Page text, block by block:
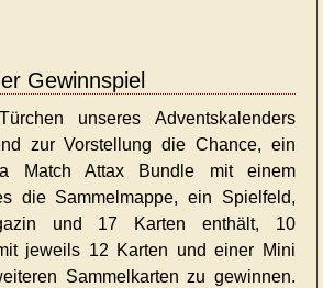
Gewinnspiel
unseres Adventskalenders
zur Vorstellung die Chance, ein
Match Attax Bundle mit einem
die Sammelmappe, ein Spielfeld,
und 17 Karten enthält, 10
jeweils 12 Karten und einer Mini
Sammelkarten zu gewinnen.